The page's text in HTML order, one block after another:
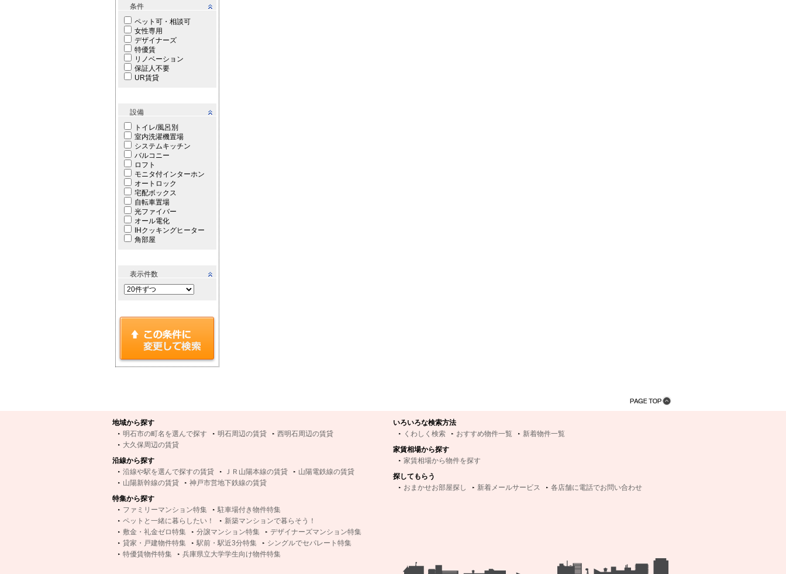
条件
ペット可・相談可
女性専用
デザイナーズ
特優賃
リノベーション
保証人不要
UR賃貸
設備
トイレ/風呂別
室内洗濯機置場
システムキッチン
バルコニー
ロフト
モニタ付インターホン
オートロック
宅配ボックス
自転車置場
光ファイバー
オール電化
IHクッキングヒーター
角部屋
表示件数
地域から探す
明石市の町名を選んで探す
明石周辺の賃貸
西明石周辺の賃貸
大久保周辺の賃貸
沿線から探す
沿線や駅を選んで探すの賃貸
ＪＲ山陽本線の賃貸
山陽電鉄線の賃貸
山陽新幹線の賃貸
神戸市営地下鉄線の賃貸
特集から探す
ファミリーマンション特集
駐車場付き物件特集
ペットと一緒に暮らしたい！
新築マンションで暮らそう！
敷金・礼金ゼロ特集
分譲マンション特集
デザイナーズマンション特集
貸家・戸建物件特集
駅前・駅近3分特集
シングルでセパレート特集
特優賃物件特集
兵庫県立大学学生向け物件特集
いろいろな検索方法
くわしく検索
おすすめ物件一覧
新着物件一覧
家賃相場から探す
家賃相場から物件を探す
探してもらう
おまかせお部屋探し
新着メールサービス 各店舗に電話でお問い合わせ